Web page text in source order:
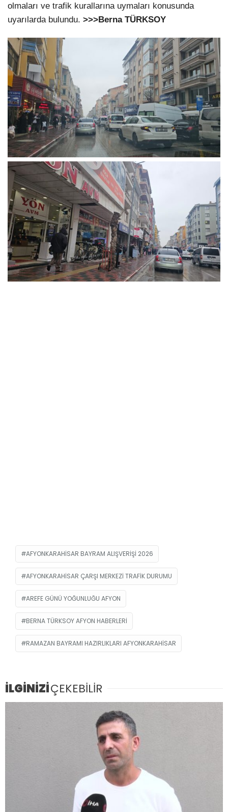
olmaları ve trafik kurallarına uymaları konusunda
uyarılarda bulundu. >>>Berna TÜRKSOY
AFYONKARAHISAR BAYRAM ALIŞVERIŞI 2026
AFYONKARAHISAR ÇARŞI MERKEZI TRAFIK DURUMU
AREFE GÜNÜ YOĞUNLUĞU AFYON
BERNA TÜRKSOY AFYON HABERLERI
RAMAZAN BAYRAMI HAZIRLIKLARI AFYONKARAHISAR
İLGİNİZİÇEKEBİLİR